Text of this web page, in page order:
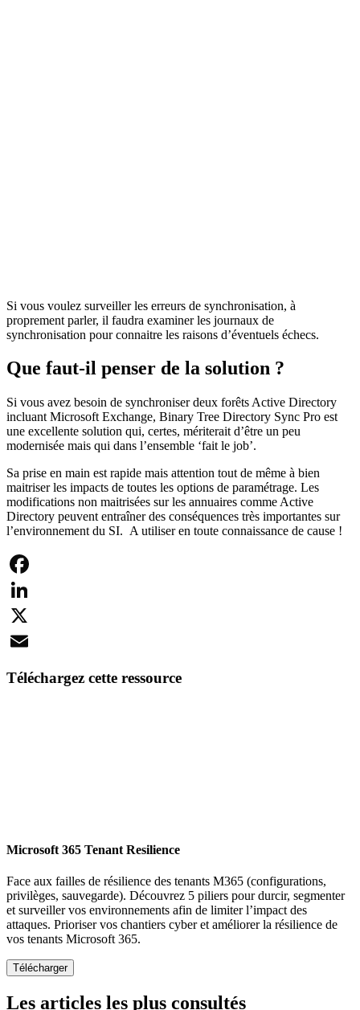
Si vous voulez surveiller les erreurs de synchronisation, à
proprement parler, il faudra examiner les journaux de
synchronisation pour connaitre les raisons d’éventuels échecs.
Que faut-il penser de la solution ?
Si vous avez besoin de synchroniser deux forêts Active Directory
incluant Microsoft Exchange, Binary Tree Directory Sync Pro est
une excellente solution qui, certes, mériterait d’être un peu
modernisée mais qui dans l’ensemble ‘fait le job’.
Sa prise en main est rapide mais attention tout de même à bien
maitriser les impacts de toutes les options de paramétrage. Les
modifications non maitrisées sur les annuaires comme Active
Directory peuvent entraîner des conséquences très importantes sur
l’environnement du SI. A utiliser en toute connaissance de cause !
Facebook
LinkedIn
X
Téléchargez cette ressource
Microsoft 365 Tenant Resilience
Face aux failles de résilience des tenants M365 (configurations,
privilèges, sauvegarde). Découvrez 5 piliers pour durcir, segmenter
et surveiller vos environnements afin de limiter l’impact des
attaques. Prioriser vos chantiers cyber et améliorer la résilience de
vos tenants Microsoft 365.
Les articles les plus consultés